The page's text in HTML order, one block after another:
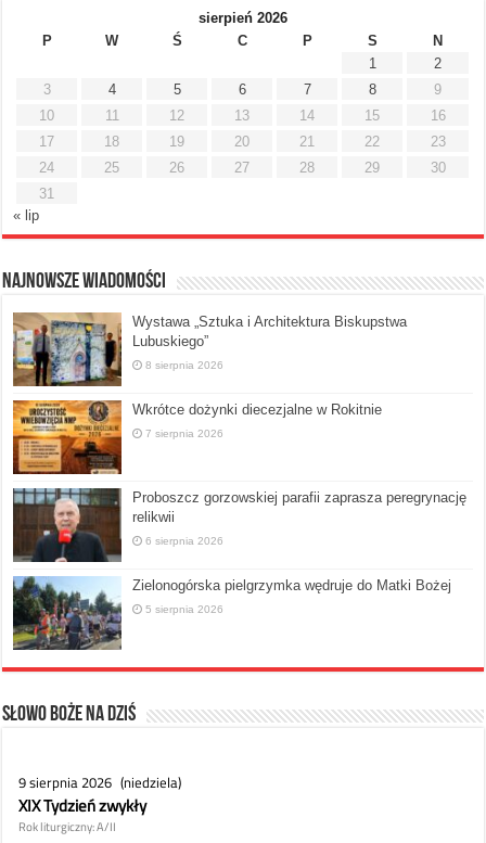
sierpień 2026
P
W Ś C P S
N
1
2
3
4 5 6 7 8
9
10
11 12 13 14 15
16
17
18 19 20 21 22
23
24
25 26 27 28 29
30
31
« lip
Najnowsze Wiadomości
Wystawa „Sztuka i Architektura Biskupstwa
Lubuskiego”
8 sierpnia 2026
Wkrótce dożynki diecezjalne w Rokitnie
7 sierpnia 2026
Proboszcz gorzowskiej parafii zaprasza peregrynację
relikwii
6 sierpnia 2026
Zielonogórska pielgrzymka wędruje do Matki Bożej
5 sierpnia 2026
Słowo Boże na dziś